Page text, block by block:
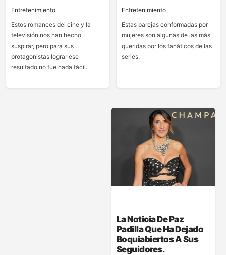
Entretenimiento
Estos romances del cine y la
televisión nos han hecho
suspirar, pero para sus
protagonistas lograr ese
resultado no fue nada fácil.
Entretenimiento
Estas parejas conformadas por
mujeres son algunas de las más
queridas por los fanáticos de las
series.
La Noticia De Paz
Padilla Que Ha Dejado
Boquiabiertos A Sus
Seguidores.